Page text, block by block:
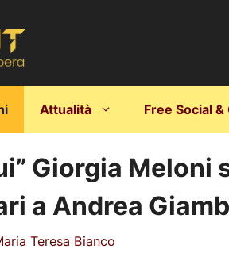
Attualità Free Social
Giorgia Meloni
a Andrea
Teresa Bianco